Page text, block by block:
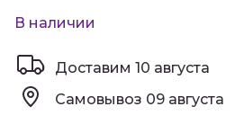
В наличии
Доставим 10 августа
Самовывоз 09 августа